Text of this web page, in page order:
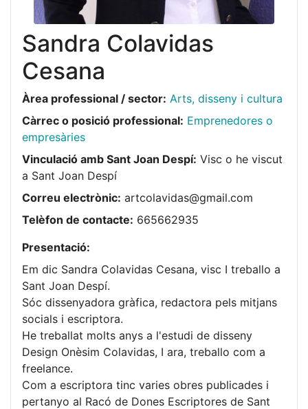
Sandra Colavidas
Cesana
Àrea professional / sector: Arts, disseny i cultura
Càrrec o posició professional: Emprenedores o
empresàries
Vinculació amb Sant Joan Despí: Visc o he viscut
a Sant Joan Despí
Correu electrònic: artcolavidas@gmail.com
Telèfon de contacte: 665662935
Presentació:
Em dic Sandra Colavidas Cesana, visc I treballo a
Sant Joan Despí.
Sóc dissenyadora gràfica, redactora pels mitjans
socials i escriptora.
He treballat molts anys a l'estudi de disseny
Design Onèsim Colavidas, I ara, treballo com a
freelance.
Com a escriptora tinc varies obres publicades i
pertanyo al Racó de Dones Escriptores de Sant